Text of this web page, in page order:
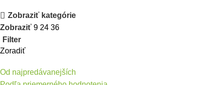
Zobraziť kategórie
Zobraziť 9 24 36
Filter
Zoradiť
Od najpredávanejších